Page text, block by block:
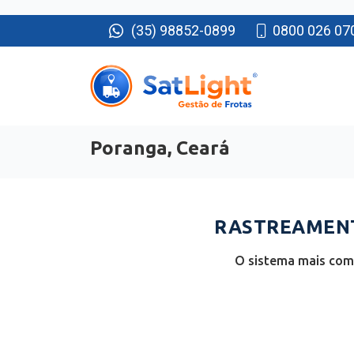
(35) 98852-0899 0800 026
Poranga, Ceará
O sistema mais